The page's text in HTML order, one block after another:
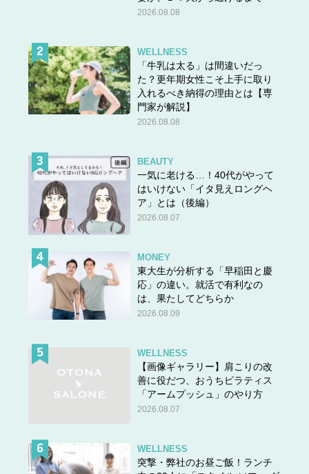
2026.08.08
WELLNESS
「牛乳は太る」は間違いだっ
た？更年期女性こそ上手に取り
入れるべき納得の理由とは【専
門家が解説】
2026.08.08
BEAUTY
一気に老ける…！40代がやって
はいけない「イタ見えロングヘ
ア」とは（後編）
2026.08.07
MONEY
東大生が分析する「早稲田と慶
応」の違い。就活で有利なの
は、果たしてどちらか
2026.08.09
WELLNESS
【画像ギャラリー】肩こりの改
善に役だつ、おうちピラティス
「アームプッシュ」のやり方
2026.08.07
WELLNESS
突撃・弊社のお昼ご飯！ランチ